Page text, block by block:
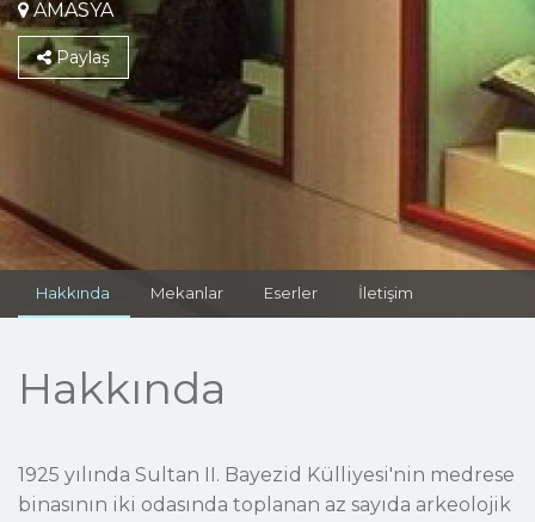
AMASYA
Paylaş
Hakkında Mekanlar Eserler İletişim
Hakkında
1925 yılında Sultan II. Bayezid Külliyesi'nin medrese
binasının iki odasında toplanan az sayıda arkeolojik